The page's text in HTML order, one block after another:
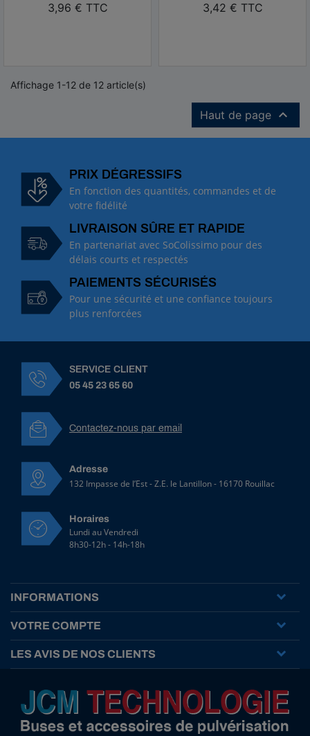
3,96 € TTC 3,42 € TTC
Affichage 1-12 de 12 article(s)
Haut de page 
PRIX DÉGRESSIFS
En fonction des quantités, commandes et de
votre fidélité
LIVRAISON SÛRE ET RAPIDE
En partenariat avec SoColissimo pour des
délais courts et respectés
PAIEMENTS SÉCURISÉS
Pour une sécurité et une confiance toujours
plus renforcées
SERVICE CLIENT
05 45 23 65 60
Contactez-nous par email
Adresse
132 Impasse de l’Est - Z.E. le Lantillon - 16170 Rouillac
Horaires
Lundi au Vendredi
8h30-12h - 14h-18h
INFORMATIONS
VOTRE COMPTE
LES AVIS DE NOS CLIENTS